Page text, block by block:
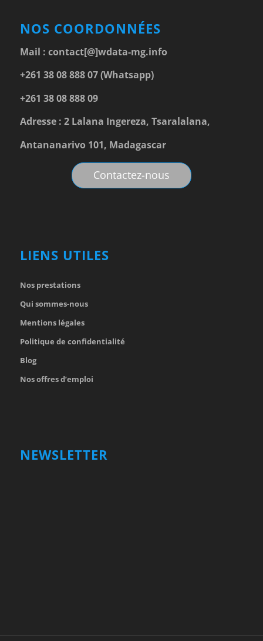
NOS COORDONNÉES
Mail : contact[@]wdata-mg.info
+261 38 08 888 07 (Whatsapp)
+261 38 08 888 09
Adresse : 2 Lalana Ingereza, Tsaralalana,
Antananarivo 101, Madagascar
Contactez-nous
LIENS UTILES
Nos prestations
Qui sommes-nous
Mentions légales
Politique de confidentialité
Blog
Nos offres d’emploi
NEWSLETTER